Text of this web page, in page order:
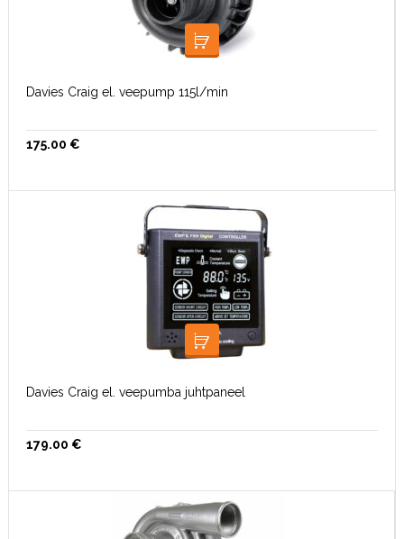
LISA KORVI
Davies Craig el. veepump 115l/min
175.00 €
LISA KORVI
Davies Craig el. veepumba juhtpaneel
179.00 €